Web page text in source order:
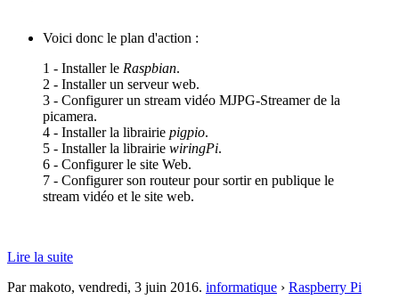
Voici donc le plan d'action :
1 - Installer le Raspbian.
2 - Installer un serveur web.
3 - Configurer un stream vidéo MJPG-Streamer de la
picamera.
4 - Installer la librairie pigpio.
5 - Installer la librairie wiringPi.
6 - Configurer le site Web.
7 - Configurer son routeur pour sortir en publique le
stream vidéo et le site web.
Lire la suite
Par makoto, vendredi, 3 juin 2016. informatique › Raspberry Pi